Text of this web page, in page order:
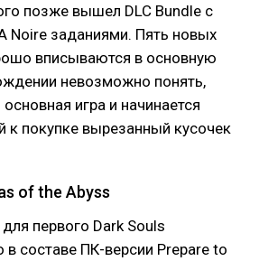
позже вышел DLC Bundle с
Noire заданиями. Пять новых
вписываются в основную
невозможно понять,
игра и начинается
к покупке вырезанный кусочек
of the Abyss
первого Dark Souls
составе ПК-версии Prepare to